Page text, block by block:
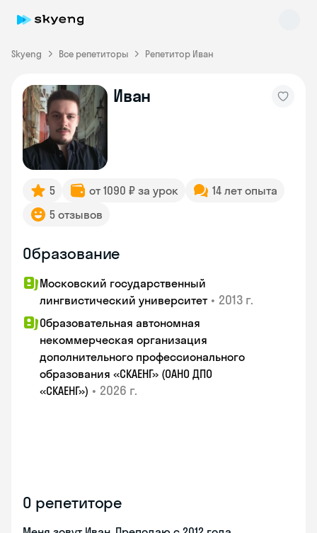
Skyeng Все репетиторы Репетитор Иван
Иван
5 от 1090 ₽ за урок
14 лет опыта
5 отзывов
Образование
Московский государственный
лингвистический университет • 2013 г.
Образовательная автономная
некоммерческая организация
дополнительного профессионального
образования «СКАЕНГ» (ОАНО ДПО
«СКАЕНГ») • 2026 г.
О репетиторе
Skyeng Chat
online